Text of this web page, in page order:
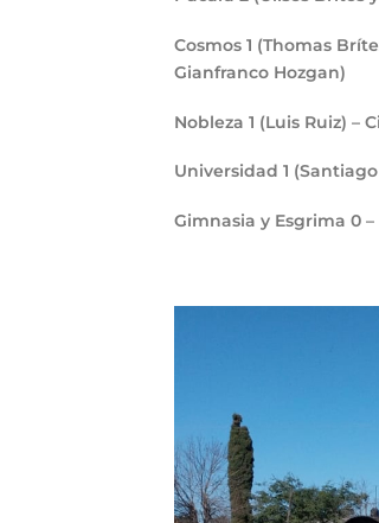
Cosmos 1 (Thomas
Gianfranco Hozgan)
Nobleza 1 (Luis Ruiz) –
Universidad 1
Gimnasia y Esgrima 0